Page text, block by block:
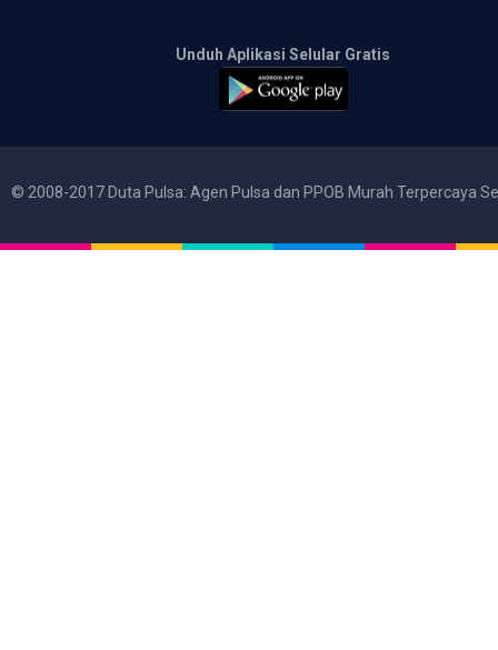
Unduh Aplikasi Selular Gratis
© 2008-2017 Duta Pulsa: Agen Pulsa dan PPOB Murah Terpercaya